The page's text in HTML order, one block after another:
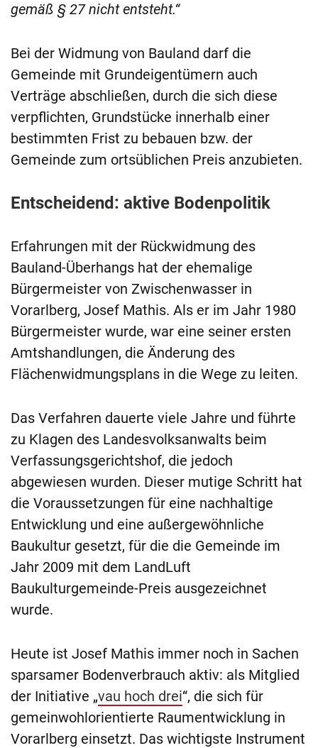
gemäß § 27 nicht entsteht.“
Bei der Widmung von Bauland darf die
Gemeinde mit Grundeigentümern auch
Verträge abschließen, durch die sich diese
verpflichten, Grundstücke innerhalb einer
bestimmten Frist zu bebauen bzw. der
Gemeinde zum ortsüblichen Preis anzubieten.
Entscheidend: aktive Bodenpolitik
Erfahrungen mit der Rückwidmung des
Bauland-Überhangs hat der ehemalige
Bürgermeister von Zwischenwasser in
Vorarlberg, Josef Mathis. Als er im Jahr 1980
Bürgermeister wurde, war eine seiner ersten
Amtshandlungen, die Änderung des
Flächenwidmungsplans in die Wege zu leiten.
Das Verfahren dauerte viele Jahre und führte
zu Klagen des Landesvolksanwalts beim
Verfassungsgerichtshof, die jedoch
abgewiesen wurden. Dieser mutige Schritt hat
die Voraussetzungen für eine nachhaltige
Entwicklung und eine außergewöhnliche
Baukultur gesetzt, für die die Gemeinde im
Jahr 2009 mit dem LandLuft
Baukulturgemeinde-Preis ausgezeichnet
wurde.
Heute ist Josef Mathis immer noch in Sachen
sparsamer Bodenverbrauch aktiv: als Mitglied
der Initiative „vau hoch drei“, die sich für
gemeinwohlorientierte Raumentwicklung in
Vorarlberg einsetzt. Das wichtigste Instrument